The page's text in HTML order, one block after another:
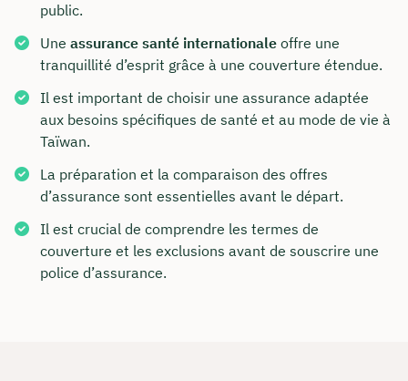
public.
Une assurance santé internationale offre une
tranquillité d’esprit grâce à une couverture étendue.
Il est important de choisir une assurance adaptée
aux besoins spécifiques de santé et au mode de vie à
Taïwan.
La préparation et la comparaison des offres
d’assurance sont essentielles avant le départ.
Il est crucial de comprendre les termes de
couverture et les exclusions avant de souscrire une
police d’assurance.